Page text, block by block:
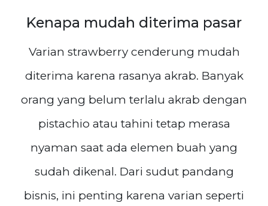
Kenapa mudah diterima pasar
Varian strawberry cenderung mudah
diterima karena rasanya akrab. Banyak
orang yang belum terlalu akrab dengan
pistachio atau tahini tetap merasa
nyaman saat ada elemen buah yang
sudah dikenal. Dari sudut pandang
bisnis, ini penting karena varian seperti